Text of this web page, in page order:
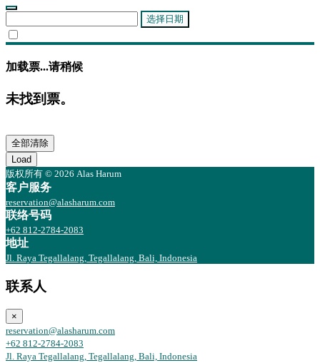
选择日期
加载票...请稍候
未找到票。
全部清除
Load
版权所有 © 2026 Alas Harum
客户服务
reservation@alasharum.com
联络号码
+62 812-2784-2083
地址
Jl. Raya Tegallalang, Tegallalang, Bali, Indonesia
联系人
×
reservation@alasharum.com
+62 812-2784-2083
Jl. Raya Tegallalang, Tegallalang, Bali, Indonesia